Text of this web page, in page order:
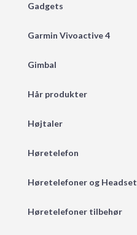
Gadgets
Garmin Vivoactive 4
Gimbal
Hår produkter
Højtaler
Høretelefon
Høretelefoner og Headset
Høretelefoner tilbehør